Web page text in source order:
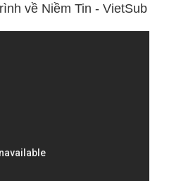
về Niềm Tin - VietSub